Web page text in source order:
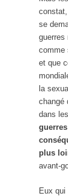
se
comme
et que
la
changé
dans
plus
avant-
Eux